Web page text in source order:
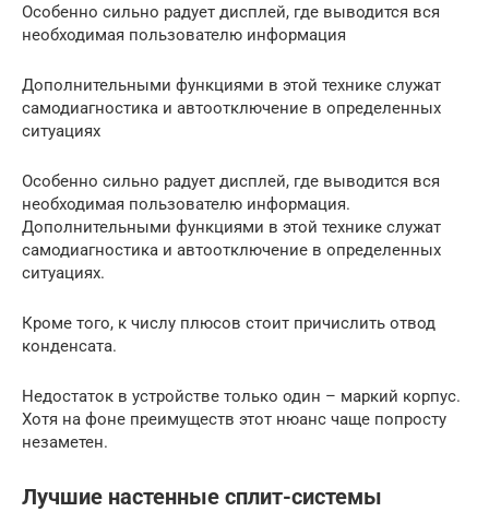
Особенно сильно радует дисплей, где выводится вся
необходимая пользователю информация
Дополнительными функциями в этой технике служат
самодиагностика и автоотключение в определенных
ситуациях
Особенно сильно радует дисплей, где выводится вся
необходимая пользователю информация.
Дополнительными функциями в этой технике служат
самодиагностика и автоотключение в определенных
ситуациях.
Кроме того, к числу плюсов стоит причислить отвод
конденсата.
Недостаток в устройстве только один – маркий корпус.
Хотя на фоне преимуществ этот нюанс чаще попросту
незаметен.
Лучшие настенные сплит-системы